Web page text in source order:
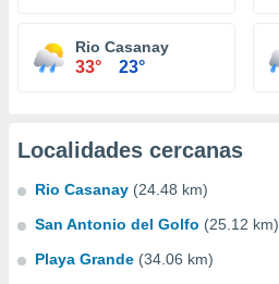
Rio Casanay
33° 23°
Localidades cercanas
Rio Casanay (24.48 km)
San Antonio del Golfo (25.12 km)
Playa Grande (34.06 km)